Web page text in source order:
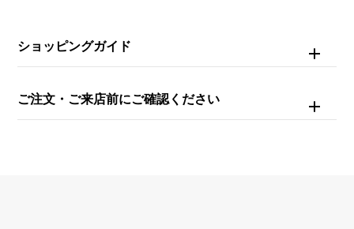
モチーフサイズ
ショッピングガイド
ご注文・ご来店前にご確認ください